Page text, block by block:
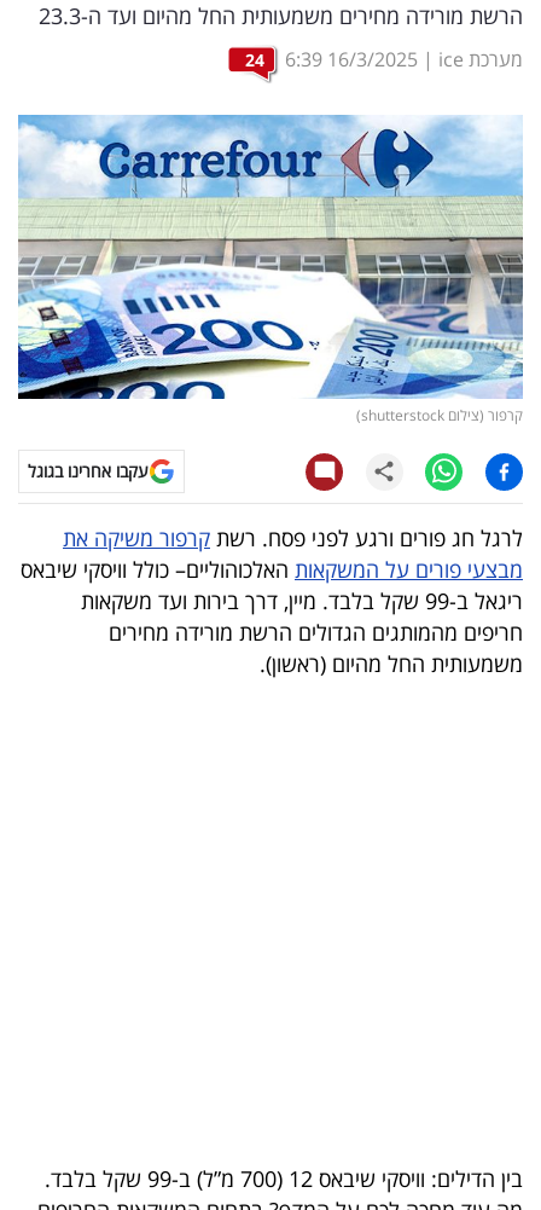
שיווק
ופרסום
משפט
מדדים
ומחקרים
דעות
רכילות
עסקית
קריפטו
ויראלי
טלוויזיה
עסקי
ספורט
TOP-
5
הרשת מורידה מחירים משמעותית החל מהיום ועד ה-23.3
מערכת ice |
16/3/2025
6:39
24
קרפור (צילום shutterstock)
עקבו אחרינו בגוגל
לרגל חג פורים ורגע לפני פסח. רשת קרפור משיקה את
מבצעי פורים על המשקאות האלכוהוליים– כולל וויסקי שיבאס
ריגאל ב-99 שקל בלבד. מיין, דרך בירות ועד משקאות
חריפים מהמותגים הגדולים הרשת מורידה מחירים
משמעותית החל מהיום (ראשון).
בין הדילים: וויסקי שיבאס 12 (700 מ”ל) ב-99 שקל בלבד.